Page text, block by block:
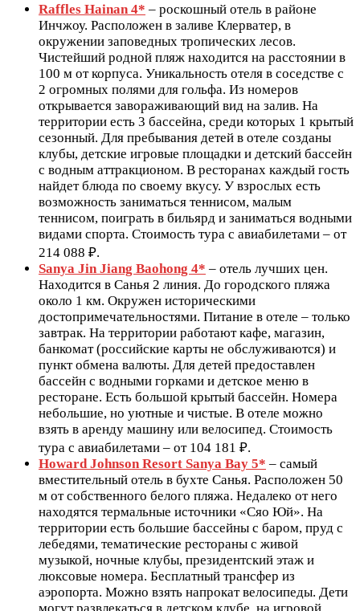
Raffles Hainan 4* – роскошный отель в районе
Инчжоу. Расположен в заливе Клерватер, в
окружении заповедных тропических лесов.
Чистейший родной пляж находится на расстоянии в
100 м от корпуса. Уникальность отеля в соседстве с
2 огромных полями для гольфа. Из номеров
открывается завораживающий вид на залив. На
территории есть 3 бассейна, среди которых 1 крытый
сезонный. Для пребывания детей в отеле созданы
клубы, детские игровые площадки и детский бассейн
с водным аттракционом. В ресторанах каждый гость
найдет блюда по своему вкусу. У взрослых есть
возможность заниматься теннисом, малым
теннисом, поиграть в бильярд и заниматься водными
видами спорта. Стоимость тура с авиабилетами – от
214 088 ₽.
Sanya Jin Jiang Baohong 4* – отель лучших цен.
Находится в Санья 2 линия. До городского пляжа
около 1 км. Окружен историческими
достопримечательностями. Питание в отеле – только
завтрак. На территории работают кафе, магазин,
банкомат (российские карты не обслуживаются) и
пункт обмена валюты. Для детей предоставлен
бассейн с водными горками и детское меню в
ресторане. Есть большой крытый бассейн. Номера
небольшие, но уютные и чистые. В отеле можно
взять в аренду машину или велосипед. Стоимость
тура с авиабилетами – от 104 181 ₽.
Howard Johnson Resort Sanya Bay 5* – самый
вместительный отель в бухте Санья. Расположен 50
м от собственного белого пляжа. Недалеко от него
находятся термальные источники «Сяо Юй». На
территории есть большие бассейны с баром, пруд с
лебедями, тематические рестораны с живой
музыкой, ночные клубы, президентский этаж и
люксовые номера. Бесплатный трансфер из
аэропорта. Можно взять напрокат велосипеды. Дети
могут развлекаться в детском клубе, на игровой